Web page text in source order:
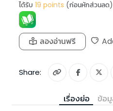
ได้รับ 19 points (ก่อนหักส่วนลด)
ลองอ่านฟรี
Share:
เรื่องย่อ ข้อ